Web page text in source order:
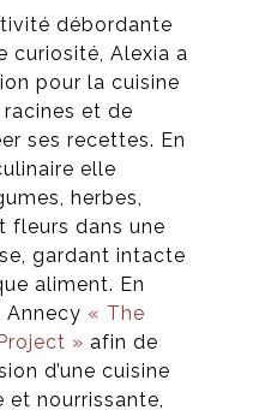
débordante
curiosité, Alexia a
pour la cuisine
racines et de
ses recettes. En
elle
herbes,
fleurs dans une
gardant intacte
aliment. En
Annecy « The
» afin de
d’une cuisine
et nourrissante,